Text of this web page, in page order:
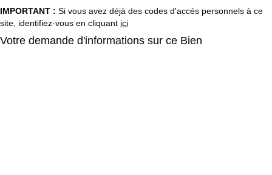
IMPORTANT : Si vous avez déjà des codes d'accés personnels à ce
site, identifiez-vous en cliquant ici
Votre demande d'informations sur ce Bien